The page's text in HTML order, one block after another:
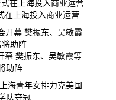
在上海投入商业运营
幕 樊振东、吴敏霞等
助阵